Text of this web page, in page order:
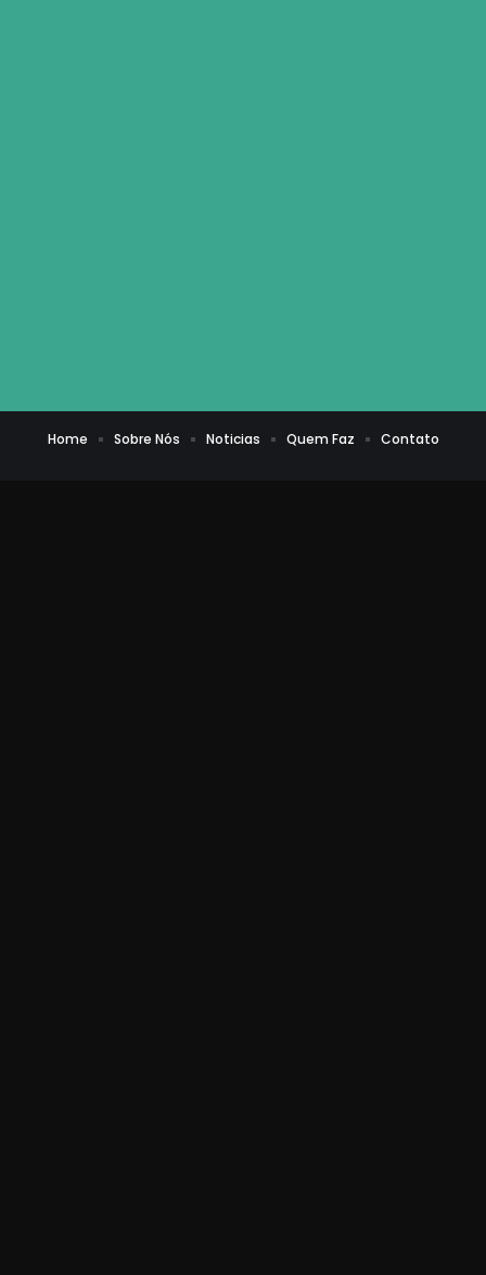
Home Sobre Nós Noticias Quem Faz Contato